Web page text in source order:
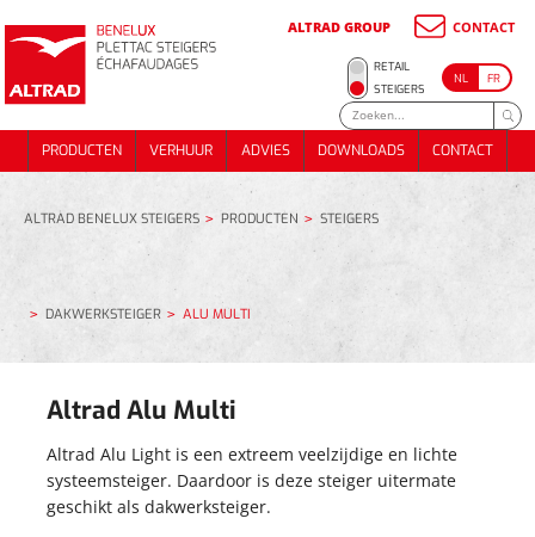
ALTRAD GROUP CONTACT
RETAIL
STEIGERS
NL FR
PRODUCTEN
METSSTEIGER
TRAPPEN EN PUBLIEKE TOEGANG
EVENTS
ALUMINIUM DAKWERKSTELLING 74 m²
VERHUUR ADVIES DOWNLOADS CONTACT
METSSTEIGER
ONDERSTEUNINGS- STEIGER
DOWNLOADS
ALTRAD BENELUX STEIGERS PRODUCTEN STEIGERS
DAKWERKSTEIGER ALU MULTI
Altrad Alu Multi
Altrad Alu Light is een extreem veelzijdige en lichte
systeemsteiger. Daardoor is deze steiger uitermate
geschikt als dakwerksteiger.